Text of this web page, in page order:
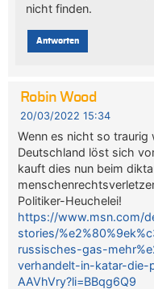
nicht finden.
Antworten
Robin Wood
20/03/2022 15:34
Wenn es nicht so traurig
Deutschland löst sich
kauft dies nun beim
Politiker-Heuchelei!
https://www.msn.com/
stories/
russisches-gas-
verhandelt-in-katar-die-
AAVhVry?li=BBqg6Q9